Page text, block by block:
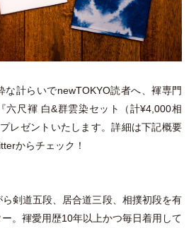
な計らいでnewTOKYO読者へ、褌専門
六尺褌 白&群雲染セット （計¥4,000相
レゼントいたします。詳細は下記概要
からチェック！
剣道五段、居合道三段、相撲初段を有
。褌愛用歴10年以上かつ毎日着用して